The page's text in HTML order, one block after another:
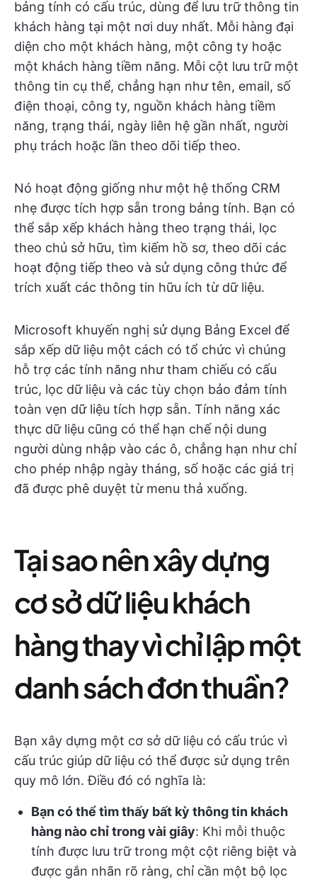
bảng tính có cấu trúc, dùng để lưu trữ thông tin
khách hàng tại một nơi duy nhất. Mỗi hàng đại
diện cho một khách hàng, một công ty hoặc
một khách hàng tiềm năng. Mỗi cột lưu trữ một
thông tin cụ thể, chẳng hạn như tên, email, số
điện thoại, công ty, nguồn khách hàng tiềm
năng, trạng thái, ngày liên hệ gần nhất, người
phụ trách hoặc lần theo dõi tiếp theo.
Nó hoạt động giống như một hệ thống CRM
nhẹ được tích hợp sẵn trong bảng tính. Bạn có
thể sắp xếp khách hàng theo trạng thái, lọc
theo chủ sở hữu, tìm kiếm hồ sơ, theo dõi các
hoạt động tiếp theo và sử dụng công thức để
trích xuất các thông tin hữu ích từ dữ liệu.
Microsoft khuyến nghị sử dụng Bảng Excel để
sắp xếp dữ liệu một cách có tổ chức vì chúng
hỗ trợ các tính năng như tham chiếu có cấu
trúc, lọc dữ liệu và các tùy chọn bảo đảm tính
toàn vẹn dữ liệu tích hợp sẵn. Tính năng xác
thực dữ liệu cũng có thể hạn chế nội dung
người dùng nhập vào các ô, chẳng hạn như chỉ
cho phép nhập ngày tháng, số hoặc các giá trị
đã được phê duyệt từ menu thả xuống.
Tại sao nên xây dựng
cơ sở dữ liệu khách
hàng thay vì chỉ lập một
danh sách đơn thuần?
Bạn xây dựng một cơ sở dữ liệu có cấu trúc vì
cấu trúc giúp dữ liệu có thể được sử dụng trên
quy mô lớn. Điều đó có nghĩa là:
Bạn có thể tìm thấy bất kỳ thông tin khách
hàng nào chỉ trong vài giây: Khi mỗi thuộc
tính được lưu trữ trong một cột riêng biệt và
được gắn nhãn rõ ràng, chỉ cần một bộ lọc